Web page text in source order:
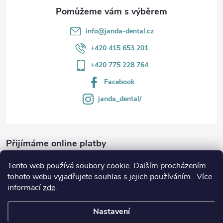
Tento web používá soubory cookie. Dalším procházením
tohoto webu vyjadřujete souhlas s jejich používáním.. Více
informacízde.
Nastavení
info@janda-dental.cz
+420 415 653 201
+420 775 228 764
Facebook
janda_dental/
Přijímáme online platby